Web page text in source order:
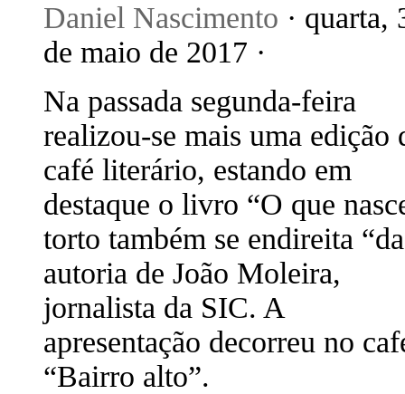
Daniel Nascimento · quarta,
de maio de 2017 ·
Na passada segunda-feira
realizou-se mais uma edição
café literário, estando em
destaque o livro “O que
torto também se endireita “da
autoria de João Moleira,
jornalista da SIC. A
apresentação decorreu no
“Bairro alto”.